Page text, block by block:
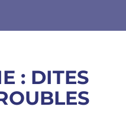
: DITES